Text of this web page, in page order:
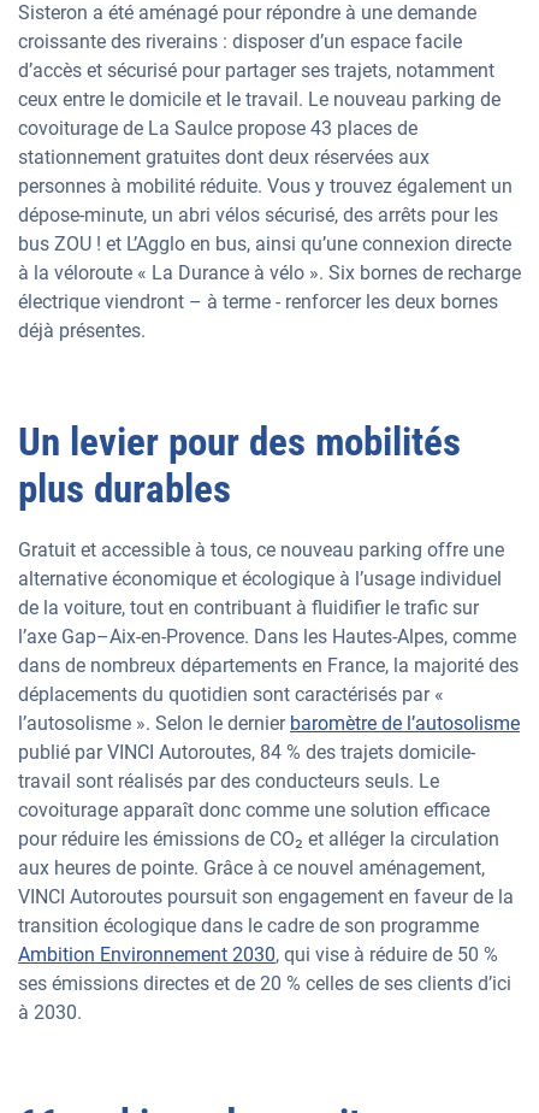
Sisteron a été aménagé pour répondre à une demande
croissante des riverains : disposer d’un espace facile
d’accès et sécurisé pour partager ses trajets, notamment
ceux entre le domicile et le travail. Le nouveau parking de
covoiturage de La Saulce propose 43 places de
stationnement gratuites dont deux réservées aux
personnes à mobilité réduite. Vous y trouvez également un
dépose-minute, un abri vélos sécurisé, des arrêts pour les
bus ZOU ! et L’Agglo en bus, ainsi qu’une connexion directe
à la véloroute « La Durance à vélo ». Six bornes de recharge
électrique viendront – à terme - renforcer les deux bornes
déjà présentes.
Un levier pour des mobilités
plus durables
Gratuit et accessible à tous, ce nouveau parking offre une
alternative économique et écologique à l’usage individuel
de la voiture, tout en contribuant à fluidifier le trafic sur
l’axe Gap–Aix-en-Provence. Dans les Hautes-Alpes, comme
dans de nombreux départements en France, la majorité des
déplacements du quotidien sont caractérisés par «
l’autosolisme ». Selon le dernier baromètre de l’autosolisme
publié par VINCI Autoroutes, 84 % des trajets domicile-
travail sont réalisés par des conducteurs seuls. Le
covoiturage apparaît donc comme une solution efficace
pour réduire les émissions de CO₂ et alléger la circulation
aux heures de pointe. Grâce à ce nouvel aménagement,
VINCI Autoroutes poursuit son engagement en faveur de la
transition écologique dans le cadre de son programme
Ambition Environnement 2030, qui vise à réduire de 50 %
ses émissions directes et de 20 % celles de ses clients d’ici
à 2030.